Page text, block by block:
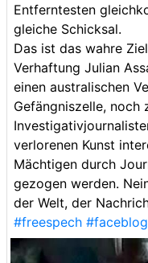
Entferntesten
gleiche Schicksal.
Das ist das wahre
Verhaftung Julian
einen australischen
Gefängniszelle,
verlorenen Kunst
Mächtigen durch
gezogen werden.
der Welt, der
#freespech